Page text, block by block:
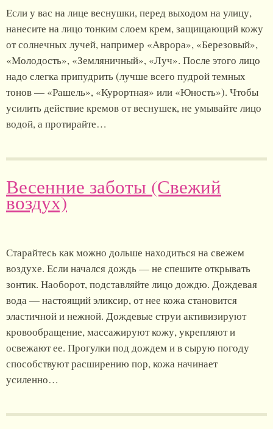
Если у вас на лице веснушки, перед выходом на улицу,
нанесите на лицо тонким слоем крем, защищающий кожу
от солнечных лучей, например «Аврора», «Березовый»,
«Молодость», «Земляничный», «Луч». После этого лицо
надо слегка припудрить (лучше всего пудрой темных
тонов — «Рашель», «Курортная» или «Юность»). Чтобы
усилить действие кремов от веснушек, не умывайте лицо
водой, а протирайте…
Весенние заботы (Свежий
воздух)
Старайтесь как можно дольше находиться на свежем
воздухе. Если начался дождь — не спешите открывать
зонтик. Наоборот, подставляйте лицо дождю. Дождевая
вода — настоящий эликсир, от нее кожа становится
эластичной и нежной. Дождевые струи активизируют
кровообращение, массажируют кожу, укрепляют и
освежают ее. Прогулки под дождем и в сырую погоду
способствуют расширению пор, кожа начинает
усиленно…